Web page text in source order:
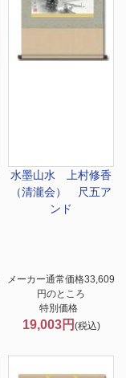
水墨山水 上村修香
（清瀧会） 尺五ア
ンド
メーカー通常価格33,609
円のところ
特別価格
19,003円 (税込)